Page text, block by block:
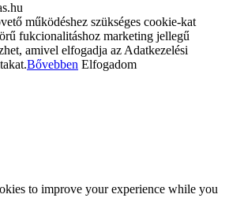
működéshez szükséges cookie-kat
fukcionalitáshoz marketing jellegű
amivel elfogadja az Adatkezelési
Bővebben Elfogadom
to improve your experience while you